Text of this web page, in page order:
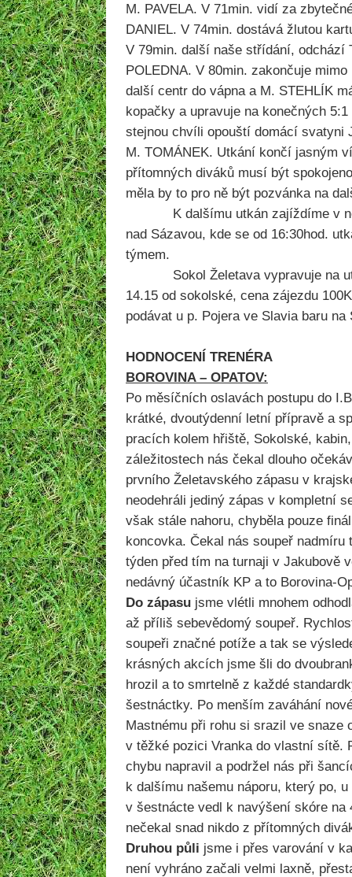
M. PAVELA. V 71min. vidí za
DANIEL. V 74min. dostává žlutou
V 79min. další naše střídání, odchází
POLEDNA. V 80min. zakončuje
další centr do vápna a M. STEHLÍK
kopačky a upravuje na konečných
stejnou chvíli opouští domácí svatyni
M. TOMÁNEK. Utkání končí jasným
přítomných diváků musí být
měla by to pro ně být pozvánka na
K dalšímu utkán zajíždíme v
nad Sázavou, kde se od 16:30hod.
týmem.
Sokol Želetava vypravuje na
14.15 od sokolské, cena zájezdu
podávat u p. Pojera ve Slavia baru na
HODNOCENÍ TRENÉRA
BOROVINA – OPATOV:
Po měsíčních oslavách postupu do
krátké, dvoutýdenní letní přípravě a
pracích kolem hřiště, Sokolské,
záležitostech nás čekal dlouho
prvního Želetavského zápasu v
neodehráli jediný zápas v kompletní
však stále nahoru, chyběla pouze
koncovka. Čekal nás soupeř
týden před tím na turnaji v Jakubově
nedávný účastník KP a to Borovina-
Do zápasu jsme vlétli mnohem
až příliš sebevědomý soupeř.
soupeři značné potíže a tak se
krásných akcích jsme šli do
hrozil a to smrtelně z každé
šestnáctky. Po menším zaváhání
Mastnému při rohu si srazil ve snaze
v těžké pozici Vranka do vlastní sítě.
chybu napravil a podržel nás při
k dalšímu našemu náporu, který po,
v šestnácte vedl k navýšení skóre na
nečekal snad nikdo z přítomných
Druhou půli jsme i přes varování v
není vyhráno začali velmi laxně,